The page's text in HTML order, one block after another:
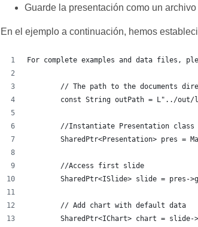
Guarde la presentación como un
En el ejemplo a continuación, hemos
For complete examples and data files,
// The path to the documents
const String outPath = L"../
//Instantiate Presentation
SharedPtr<Presentation> pres =
	//Access first slide
SharedPtr<ISlide> slide = pres-
	// Add chart with default data
SharedPtr<IChart> chart =